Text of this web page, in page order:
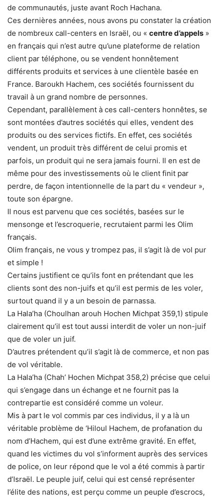
de communautés, juste avant Roch Hachana.
Ces dernières années, nous avons pu constater la création
de nombreux call-centers en Israël, ou « centre d’appels »
en français qui n’est autre qu’une plateforme de relation
client par téléphone, ou se vendent honnêtement
différents produits et services à une clientèle basée en
France. Baroukh Hachem, ces sociétés fournissent du
travail à un grand nombre de personnes.
Cependant, parallèlement à ces call-centers honnêtes, se
sont montées d’autres sociétés qui elles, vendent des
produits ou des services fictifs. En effet, ces sociétés
vendent, un produit très différent de celui promis et
parfois, un produit qui ne sera jamais fourni. Il en est de
même pour des investissements où le client finit par
perdre, de façon intentionnelle de la part du « vendeur »,
toute son épargne.
Il nous est parvenu que ces sociétés, basées sur le
mensonge et l’escroquerie, recrutaient parmi les Olim
français.
Olim français, ne vous y trompez pas, il s’agit là de vol pur
et simple !
Certains justifient ce qu’ils font en prétendant que les
clients sont des non-juifs et qu’il est permis de les voler,
surtout quand il y a un besoin de parnassa.
La Hala’ha (Choulhan arouh Hochen Michpat 359,1) stipule
clairement qu’il est tout aussi interdit de voler un non-juif
que de voler un juif.
D’autres prétendent qu’il s’agit là de commerce, et non pas
de vol véritable.
La Hala’ha (Chah’ Hochen Michpat 358,2) précise que celui
qui s’engage dans un échange et ne fournit pas la
contrepartie est considéré comme un voleur.
Mis à part le vol commis par ces individus, il y a là un
véritable problème de ‘Hiloul Hachem, de profanation du
nom d’Hachem, qui est d’une extrême gravité. En effet,
quand les victimes du vol s’informent auprès des services
de police, on leur répond que le vol a été commis à partir
d’Israël. Le peuple juif, celui qui est censé représenter
l’élite des nations, est perçu comme un peuple d’escrocs,